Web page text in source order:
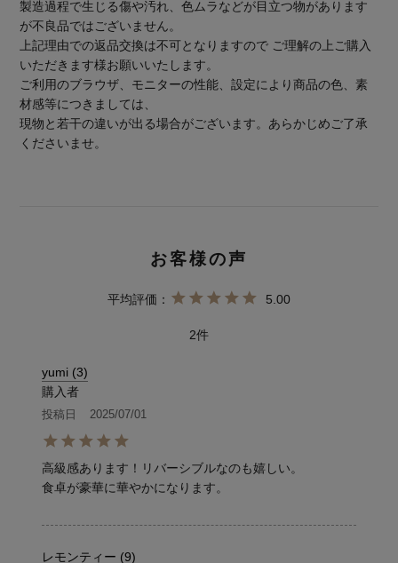
製造過程で生じる傷や汚れ、色ムラなどが目立つ物があります
が不良品ではございません。
上記理由での返品交換は不可となりますので ご理解の上ご購入
いただきます様お願いいたします。
ご利用のブラウザ、モニターの性能、設定により商品の色、素
材感等につきましては、
現物と若干の違いが出る場合がございます。あらかじめご了承
くださいませ。
5.00
2
yumi 3
購入者
投稿日 2025/07/01
高級感あります！リバーシブルなのも嬉しい。
食卓が豪華に華やかになります。
レモンティー 9